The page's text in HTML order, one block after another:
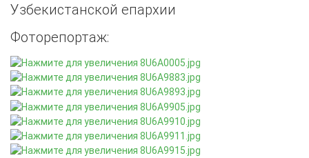
Узбекистанской епархии
Фоторепортаж: